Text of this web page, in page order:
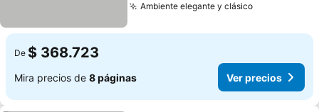
Ambiente elegante y clásicoVer precios
De $ 368.723
Mira precios de 8 páginas Ver precios